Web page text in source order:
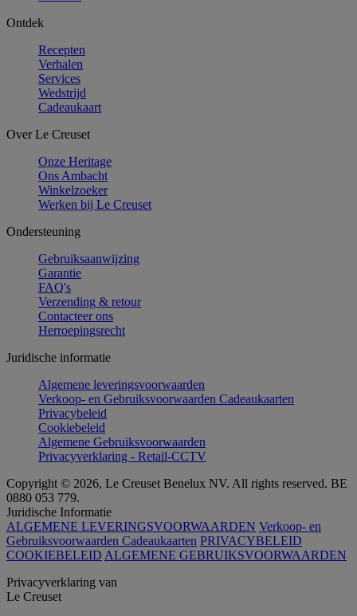
Ontdek
Recepten
Verhalen
Services
Wedstrijd
Cadeaukaart
Over Le Creuset
Onze Heritage
Ons Ambacht
Winkelzoeker
Werken bij Le Creuset
Ondersteuning
Gebruiksaanwijzing
Garantie
FAQ's
Verzending & retour
Contacteer ons
Herroepingsrecht
Juridische informatie
Algemene leveringsvoorwaarden
Verkoop- en Gebruiksvoorwaarden Cadeaukaarten
Privacybeleid
Cookiebeleid
Algemene Gebruiksvoorwaarden
Privacyverklaring - Retail-CCTV
Copyright © 2026, Le Creuset Benelux NV. All rights reserved. BE
0880 053 779.
Juridische Informatie
ALGEMENE LEVERINGSVOORWAARDEN Verkoop- en
Gebruiksvoorwaarden Cadeaukaarten PRIVACYBELEID
COOKIEBELEID ALGEMENE GEBRUIKSVOORWAARDEN
Privacyverklaring van
Le Creuset